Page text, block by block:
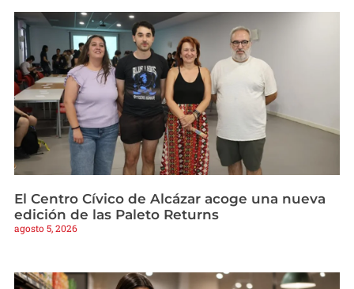
El Centro Cívico de Alcázar acoge una nueva
edición de las Paleto Returns
agosto 5, 2026